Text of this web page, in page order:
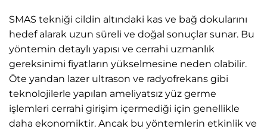
SMAS tekniği cildin altındaki kas ve bağ dokularını
hedef alarak uzun süreli ve doğal sonuçlar sunar. Bu
yöntemin detaylı yapısı ve cerrahi uzmanlık
gereksinimi fiyatların yükselmesine neden olabilir.
Öte yandan lazer ultrason ve radyofrekans gibi
teknolojilerle yapılan ameliyatsız yüz germe
işlemleri cerrahi girişim içermediği için genellikle
daha ekonomiktir. Ancak bu yöntemlerin etkinlik ve